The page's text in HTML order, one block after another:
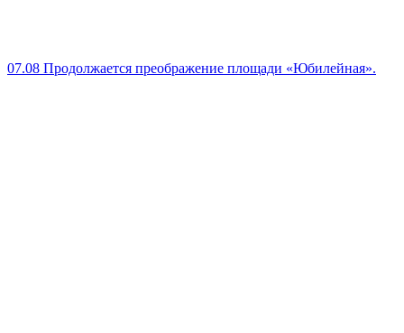
07.08 Продолжается преображение площади «Юбилейная».